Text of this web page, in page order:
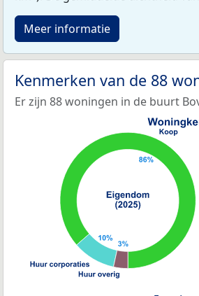
Meer informatie
Kenmerken van de 88
Er zijn 88 woningen in de buurt